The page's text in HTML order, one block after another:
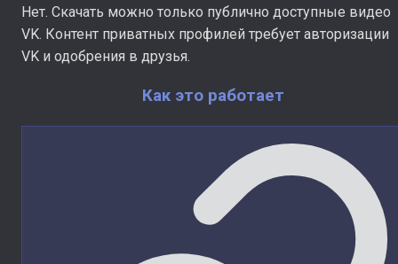
Нет. Скачать можно только публично доступные видео
VK. Контент приватных профилей требует авторизации
VK и одобрения в друзья.
Как это работает